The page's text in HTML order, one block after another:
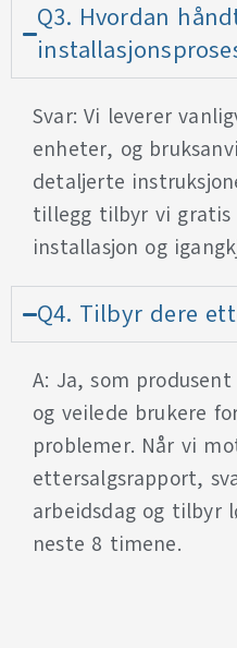
Q3. Hvordan
Svar: Vi leverer
enheter, og
detaljerte
tillegg tilbyr vi
installasjon og
Q4. Tilbyr dere
A: Ja, som
og veilede brukere
problemer. Når vi
ettersalgsrapport,
arbeidsdag og tilbyr
neste 8 timene.